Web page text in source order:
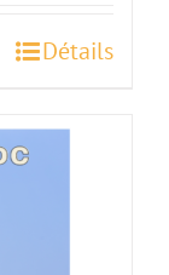
Détails